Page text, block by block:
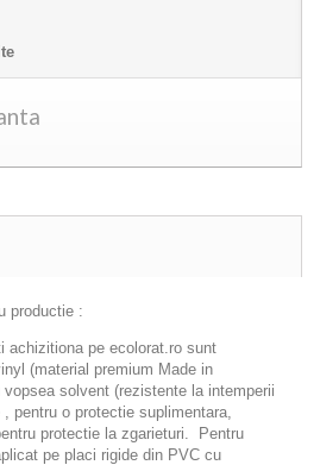
productie :
achizitiona pe ecolorat.ro sunt
(material premium Made in
solvent (rezistente la intemperii
pentru o protectie suplimentara,
protectie la zgarieturi. Pentru
pe placi rigide din PVC cu